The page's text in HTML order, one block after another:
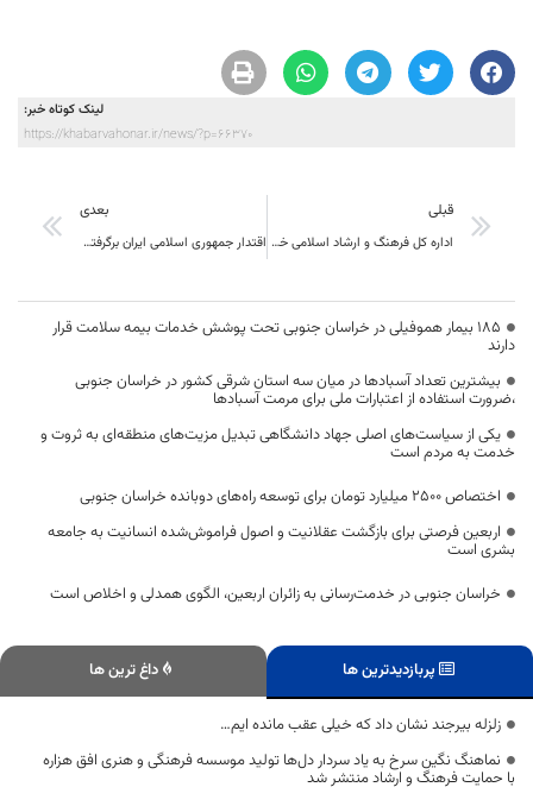
لینک کوتاه خبر:
https://khabarvahonar.ir/news/?p=66370
قبلی
اداره کل فرهنگ و ارشاد اسلامی خراسان جنوبی در بخش پژوهش برتر شد
بعدی
اقتدار جمهوری اسلامی ایران برگرفته از ولایتمداری است
۱۸۵ بیمار هموفیلی در خراسان جنوبی تحت پوشش خدمات بیمه سلامت قرار
دارند
بیشترین تعداد آسبادها در میان سه استان شرقی کشور در خراسان جنوبی
،ضرورت استفاده از اعتبارات ملی برای مرمت آسبادها
یکی از سیاست‌های اصلی جهاد دانشگاهی تبدیل مزیت‌های منطقه‌ای به ثروت و
خدمت به مردم است
اختصاص 2500 میلیارد تومان برای توسعه راه‌های دوبانده خراسان جنوبی
اربعین فرصتی برای بازگشت عقلانیت و اصول فراموش‌شده انسانیت به جامعه
بشری است
خراسان جنوبی در خدمت‌رسانی به زائران اربعین، الگوی همدلی و اخلاص است
پربازدیدترین ها داغ ترین ها
زلزله بیرجند نشان داد که خیلی عقب مانده ایم…
نماهنگ نگین سرخ به یاد سردار دل‌ها تولید موسسه فرهنگی و هنری افق هزاره
با حمایت فرهنگ و ارشاد منتشر شد